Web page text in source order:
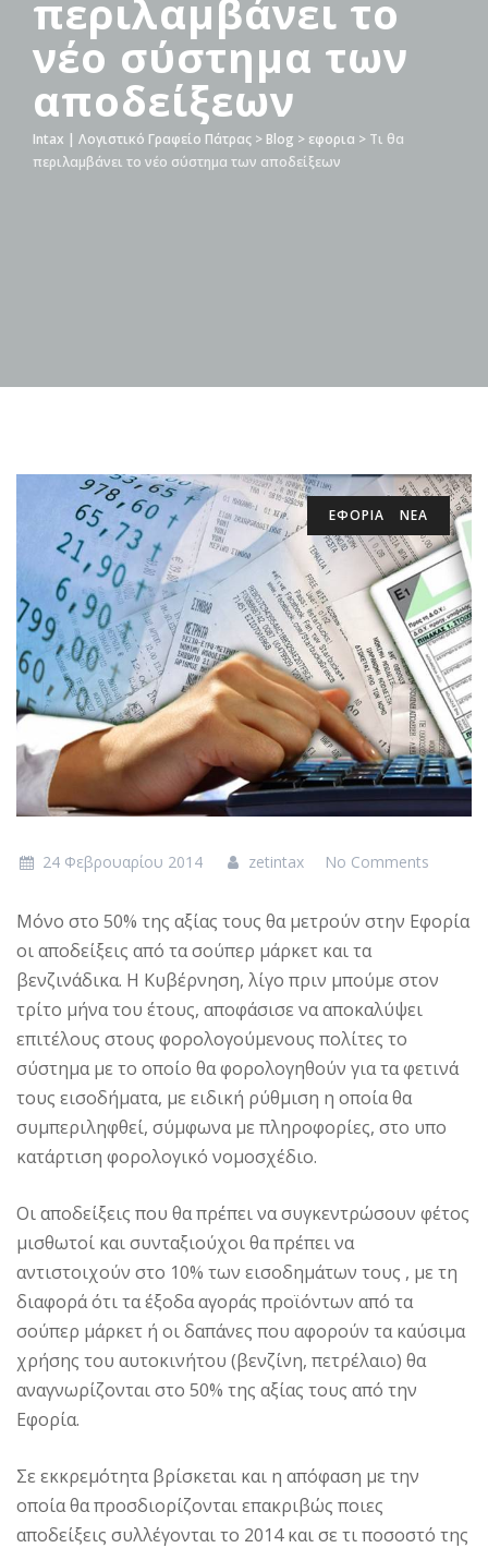
περιλαμβάνει το
νέο σύστημα των
αποδείξεων
Intax | Λογιστικό Γραφείο Πάτρας > Blog > εφορια > Τι θα
περιλαμβάνει το νέο σύστημα των αποδείξεων
ΕΦΟΡΙΑ ΝΕΑ
24 Φεβρουαρίου 2014 zetintax No Comments
Μόνο στο 50% της αξίας τους θα μετρούν στην Εφορία
οι αποδείξεις από τα σούπερ μάρκετ και τα
βενζινάδικα. Η Κυβέρνηση, λίγο πριν μπούμε στον
τρίτο μήνα του έτους, αποφάσισε να αποκαλύψει
επιτέλους στους φορολογούμενους πολίτες το
σύστημα με το οποίο θα φορολογηθούν για τα φετινά
τους εισοδήματα, με ειδική ρύθμιση η οποία θα
συμπεριληφθεί, σύμφωνα με πληροφορίες, στο υπο
κατάρτιση φορολογικό νομοσχέδιο.
Οι αποδείξεις που θα πρέπει να συγκεντρώσουν φέτος
μισθωτοί και συνταξιούχοι θα πρέπει να
αντιστοιχούν στο 10% των εισοδημάτων τους , με τη
διαφορά ότι τα έξοδα αγοράς προϊόντων από τα
σούπερ μάρκετ ή οι δαπάνες που αφορούν τα καύσιμα
χρήσης του αυτοκινήτου (βενζίνη, πετρέλαιο) θα
αναγνωρίζονται στο 50% της αξίας τους από την
Εφορία.
Σε εκκρεμότητα βρίσκεται και η απόφαση με την
οποία θα προσδιορίζονται επακριβώς ποιες
αποδείξεις συλλέγονται το 2014 και σε τι ποσοστό της